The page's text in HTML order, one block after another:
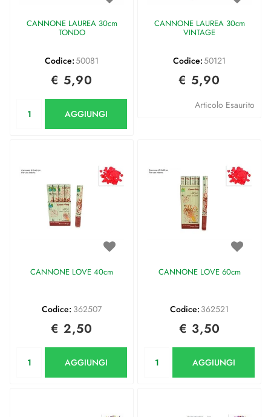
CANNONE LAUREA 30cm
TONDO
Codice:50081
€ 5,90
AGGIUNGI
CANNONE LAUREA 30cm
VINTAGE
Codice:50121
€ 5,90
Articolo Esaurito
CANNONE LOVE 40cm
Codice: 362507
€ 2,50
AGGIUNGI
CANNONE LOVE 60cm
Codice: 362521
€ 3,50
AGGIUNGI